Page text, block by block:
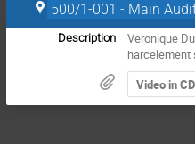
500/1-001 - Main
Description
Veronique
harcelement
Video in